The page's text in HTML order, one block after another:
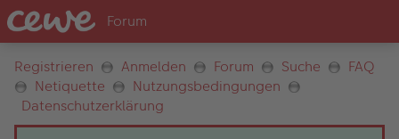
Registrieren Anmelden Forum Suche
FAQ
Netiquette
Nutzungsbedingungen
Datenschutzerklärung